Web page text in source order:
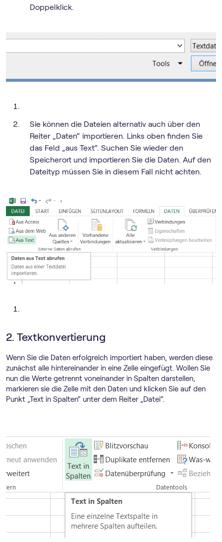
Doppelklick.
Sie können die Dateien alternativ auch über den
Reiter „Daten“ importieren. Links oben finden Sie
das Feld „aus Text“. Suchen Sie wieder den
Speicherort und importieren Sie die Daten. Auf den
Dateityp müssen Sie in diesem Fall nicht achten.
2. Textkonvertierung
Wenn Sie die Daten erfolgreich importiert haben, werden diese
zunächst alle hintereinander in eine Zelle eingefügt. Wollen Sie
nun die Werte getrennt voneinander in Spalten darstellen,
markieren sie die Zelle mit den Daten und klicken Sie auf den
Punkt „Text in Spalten“ unter dem Reiter „Datei“.